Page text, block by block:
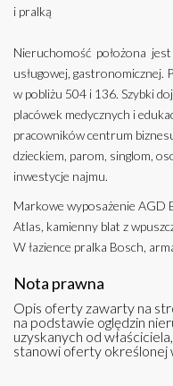
i pralką
Nieruchomość położona
usługowej, gastronomicznej.
w pobliżu 504 i 136. Szybki
placówek medycznych i
pracowników centrum
dzieckiem, parom, singlom,
inwestycje najmu.
Markowe wyposażenie AGD
Atlas, kamienny blat z
W łazience pralka Bosch,
Nota prawna
Opis oferty zawarty na
na podstawie oględzin
uzyskanych od
stanowi oferty określonej